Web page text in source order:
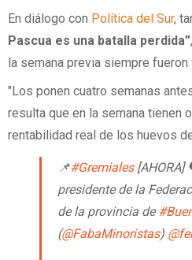
En diálogo con Política del Sur,
Pascua es una batalla perdida”
la semana previa siempre fueron
"Los ponen cuatro semanas
resulta que en la semana tienen
rentabilidad real de los huevos
📌#Gremiales[AHORA]
presidente de la
de la provincia de
(@FabaMinoristas)